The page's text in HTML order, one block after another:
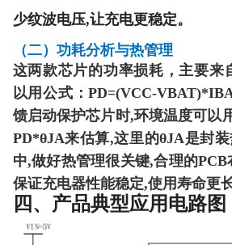
少纹波电压,让充电更稳定。
（二）功耗分析与热管理
这两款芯片的功率损耗，主要来
以用公式：PD=(VCC-
馈启动保护芯片时,环境温度可以
PD*θJA来估算,这里的θJA是封
中,做好热管理很关键,合理的
保证充电器性能稳定,使用寿命更长
四、 产品典型应用电路图